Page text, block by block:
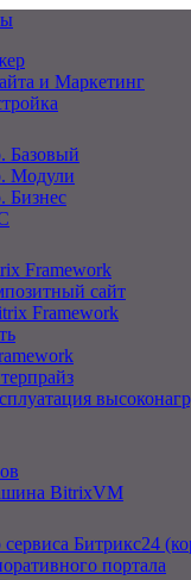
и Маркетинг
Базовый
Модули
Бизнес
Framework
сайт
Framework
BitrixVM
Битрикс24
портала